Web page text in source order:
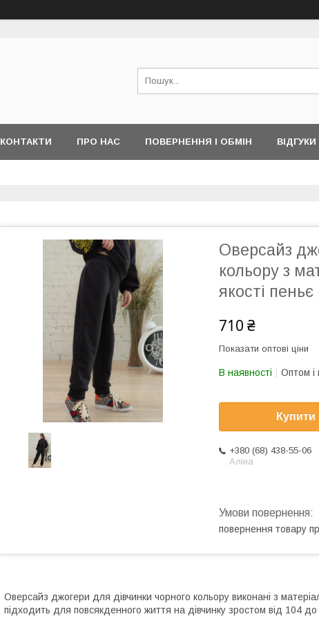
КОНТАКТИ ПРО НАС ПОВЕРНЕННЯ І ОБМІН ВІДГУКИ
Оверсайз
кольору з
якості
710 ₴
Показати оптові ціни
В наявності Оптом і
Купити
+380 (68) 438-55-06
Аліна
повернення товару
Оверсайз джогери для дівчинки чорного кольору виконані з
підходить для повсякденного життя на дівчинку зростом від 104